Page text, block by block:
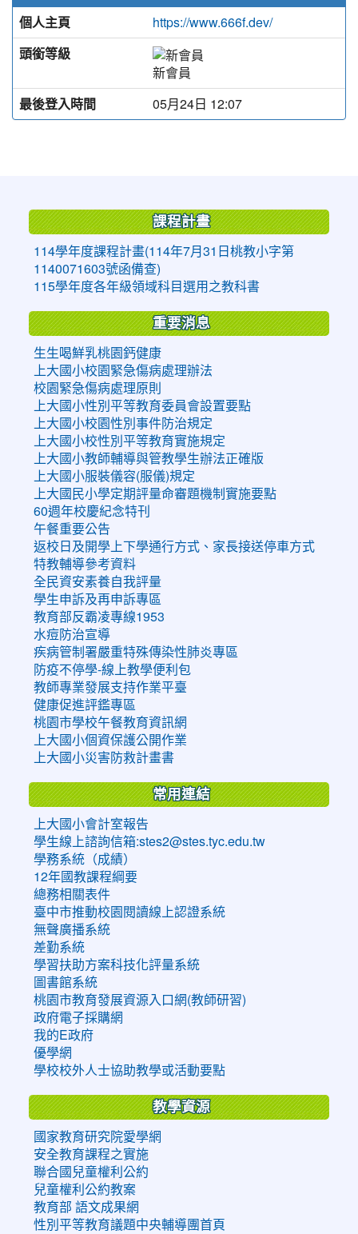
個人主頁
https://www.666f.dev/
頭銜等級
新會員
最後登入時間
05月24日 12:07
課程計畫
114學年度課程計畫(114年7月31日桃教小字第
1140071603號函備查)
115學年度各年級領域科目選用之教科書
重要消息
生生喝鮮乳桃園鈣健康
上大國小校園緊急傷病處理辦法
校園緊急傷病處理原則
上大國小性別平等教育委員會設置要點
上大國小校園性別事件防治規定
上大國小校性別平等教育實施規定
上大國小教師輔導與管教學生辦法正確版
上大國小服裝儀容(服儀)規定
上大國民小學定期評量命審題機制實施要點
60週年校慶紀念特刊
午餐重要公告
返校日及開學上下學通行方式、家長接送停車方式
特教輔導參考資料
全民資安素養自我評量
學生申訴及再申訴專區
教育部反霸凌專線1953
水痘防治宣導
疾病管制署嚴重特殊傳染性肺炎專區
防疫不停學-線上教學便利包
教師專業發展支持作業平臺
健康促進評鑑專區
桃園市學校午餐教育資訊網
上大國小個資保護公開作業
上大國小災害防救計畫書
常用連結
上大國小會計室報告
學生線上諮詢信箱:stes2@stes.tyc.edu.tw
學務系統（成績）
12年國教課程綱要
總務相關表件
臺中市推動校園閱讀線上認證系統
無聲廣播系統
差勤系統
學習扶助方案科技化評量系統
圖書館系統
桃園市教育發展資源入口網(教師研習)
政府電子採購網
我的E政府
優學網
學校校外人士協助教學或活動要點
教學資源
國家教育研究院愛學網
安全教育課程之實施
聯合國兒童權利公約
兒童權利公約教案
教育部 語文成果網
性別平等教育議題中央輔導團首頁